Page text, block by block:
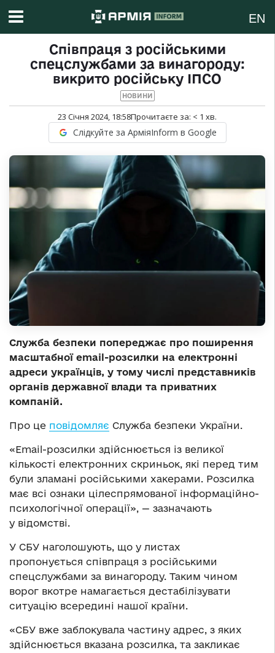
EN
Співпраця з російськими
спецслужбами за винагороду:
викрито російську ІПСО
НОВИНИ
23 Січня 2024, 18:58Прочитаєте за: < 1 хв.
Слідкуйте за АрміяInform в Google
Служба безпеки попереджає про поширення
масштабної email-розсилки на електронні
адреси українців, у тому числі представників
органів державної влади та приватних
компаній.
Про це повідомляє Служба безпеки України.
«Еmail-розсилки здійснюється із великої
кількості електронних скриньок, які перед тим
були зламані російськими хакерами. Розсилка
має всі ознаки цілеспрямованої інформаційно-
психологічної операції», — зазначають
у відомстві.
У СБУ наголошують, що у листах
пропонується співпраця з російськими
спецслужбами за винагороду. Таким чином
ворог вкотре намагається дестабілізувати
ситуацію всередині нашої країни.
«СБУ вже заблокувала частину адрес, з яких
здійснюється вказана розсилка, та закликає